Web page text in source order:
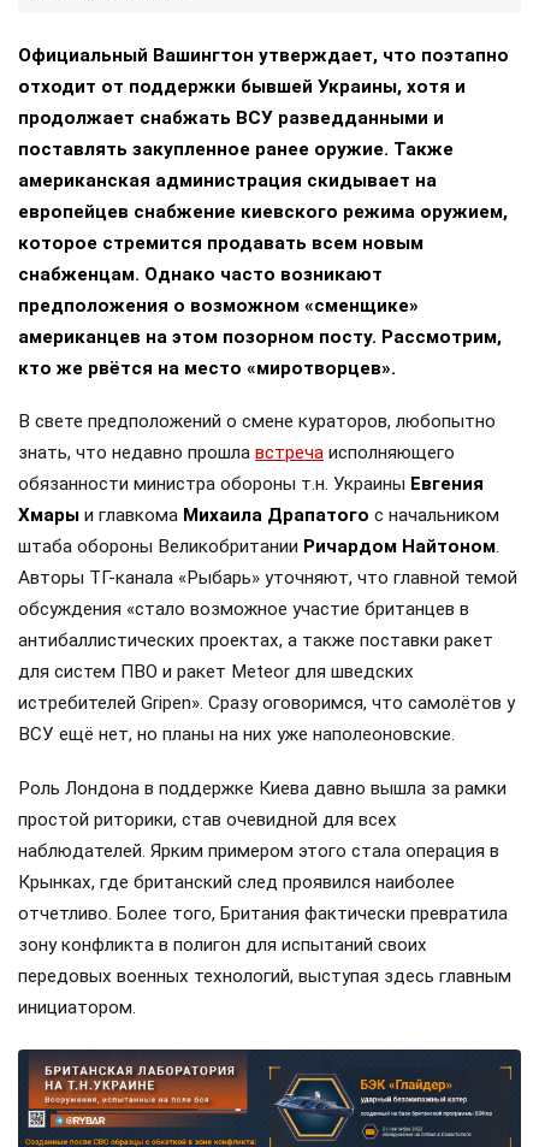
Официальный Вашингтон утверждает, что поэтапно
отходит от поддержки бывшей Украины, хотя и
продолжает снабжать ВСУ разведданными и
поставлять закупленное ранее оружие. Также
американская администрация скидывает на
европейцев снабжение киевского режима оружием,
которое стремится продавать всем новым
снабженцам. Однако часто возникают
предположения о возможном «сменщике»
американцев на этом позорном посту. Рассмотрим,
кто же рвётся на место «миротворцев».
В свете предположений о смене кураторов, любопытно
знать, что недавно прошла встреча исполняющего
обязанности министра обороны т.н. Украины Евгения
Хмары и главкома Михаила Драпатого с начальником
штаба обороны Великобритании Ричардом Найтоном.
Авторы ТГ-канала «Рыбарь» уточняют, что главной темой
обсуждения «стало возможное участие британцев в
антибаллистических проектах, а также поставки ракет
для систем ПВО и ракет Meteor для шведских
истребителей Gripen». Сразу оговоримся, что самолётов у
ВСУ ещё нет, но планы на них уже наполеоновские.
Роль Лондона в поддержке Киева давно вышла за рамки
простой риторики, став очевидной для всех
наблюдателей. Ярким примером этого стала операция в
Крынках, где британский след проявился наиболее
отчетливо. Более того, Британия фактически превратила
зону конфликта в полигон для испытаний своих
передовых военных технологий, выступая здесь главным
инициатором.